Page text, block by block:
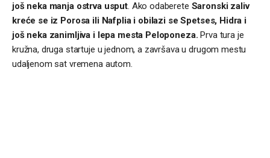
još neka manja ostrva usput. Ako odaberete Saronski zaliv
kreće se iz Porosa ili Nafplia i obilazi se Spetses, Hidra i
još neka zanimljiva i lepa mesta Peloponeza. Prva tura je
kružna, druga startuje u jednom, a završava u drugom mestu
udaljenom sat vremena autom.